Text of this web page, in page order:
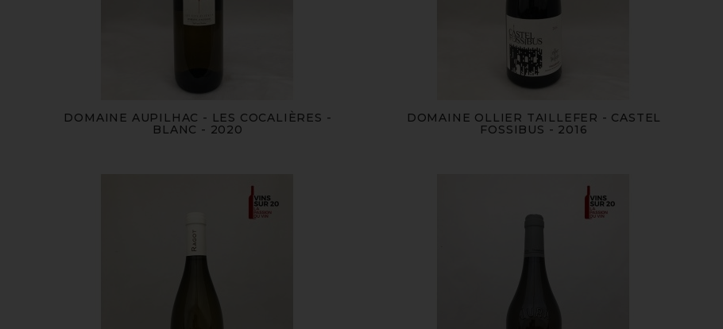
DOMAINE AUPILHAC - LES COCALIÈRES -
BLANC - 2020
DOMAINE OLLIER TAILLEFER - CASTEL
FOSSIBUS - 2016